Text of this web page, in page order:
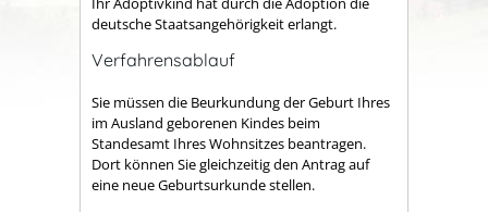
deutsche Staatsangehörigkeit erlangt.
Verfahrensablauf
Sie müssen die Beurkundung der Geburt Ihres
im Ausland geborenen Kindes beim
Standesamt Ihres Wohnsitzes beantragen.
Dort können Sie gleichzeitig den Antrag auf
eine neue Geburtsurkunde stellen.